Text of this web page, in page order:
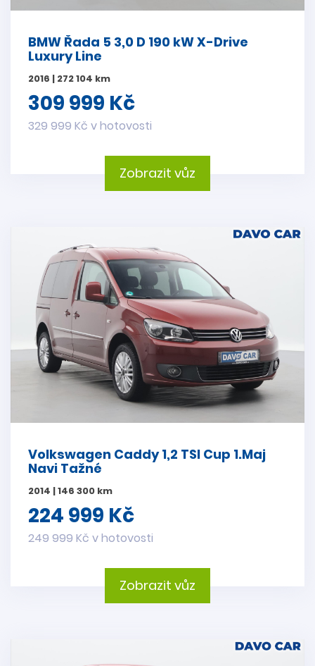
BMW Řada 5 3,0 D 190 kW X-Drive
Luxury Line
2016 | 272 104 km
309 999 Kč
329 999 Kč v hotovosti
Zobrazit vůz
Volkswagen Caddy 1,2 TSI Cup 1.Maj
Navi Tažné
2014 | 146 300 km
224 999 Kč
249 999 Kč v hotovosti
Zobrazit vůz